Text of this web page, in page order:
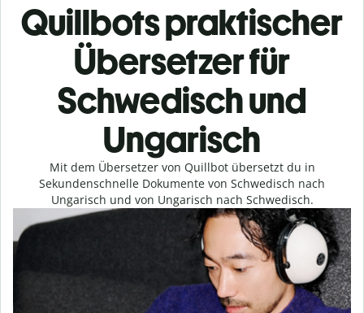
Quillbots praktischer
Übersetzer für
Schwedisch und
Ungarisch
Mit dem Übersetzer von Quillbot übersetzt du in
Sekundenschnelle Dokumente von Schwedisch nach
Ungarisch und von Ungarisch nach Schwedisch.